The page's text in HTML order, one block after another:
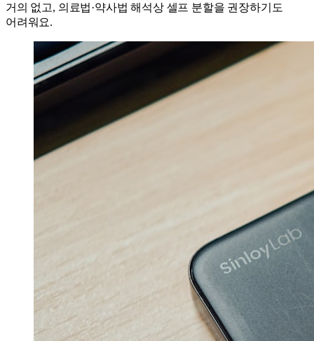
거의 없고, 의료법·약사법 해석상 셀프 분할을 권장하기도
어려워요.